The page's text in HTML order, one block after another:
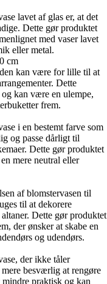
lavet af glas er, at det
Dette gør produktet
med vaser lavet
eller metal.
cm
kan være for lille til at
Dette
kan være en ulempe,
frem.
i en bestemt farve som
og passe dårligt til
Dette gør produktet
mere neutral eller
af blomstervasen til
til at dekorere
Dette gør produktet
der ønsker at skabe en
og udendørs.
der ikke tåler
besværlig at rengøre
praktisk og kan